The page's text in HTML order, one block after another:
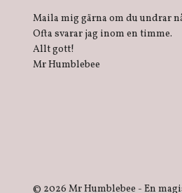
Maila mig gärna om du undrar
Ofta svarar jag inom en timme.
Allt gott!
Mr Humblebee
© 2026 Mr Humblebee - En